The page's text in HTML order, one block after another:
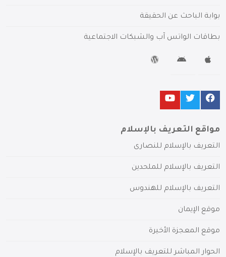
بوابة الباحث عن الحقيقة
بطاقات الواتس آب والشبكات الاجتماعية
مواقع التعريف بالإسلام
التعريف بالإسلام للنصارى
التعريف بالإسلام للملحدين
التعريف بالإسلام للهندوس
موقع الإيمان
موقع المعجزة الأخيرة
الحوار المباشر للتعريف بالإسلام